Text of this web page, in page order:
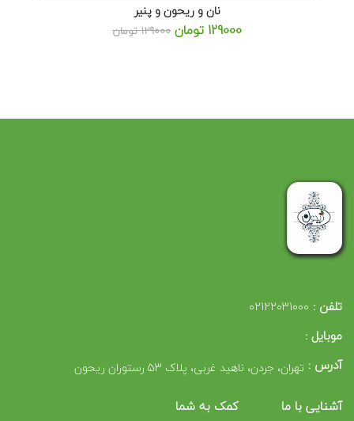
نان و ریحون و پنیر
129000 تومان 129000 تومان
تلفن : 02122031000
موبایل :
آدرس : تهران، جردن، ناهید غربی، پلاک 53 رستوران ریحون
آشنایی با ما کمک به شما